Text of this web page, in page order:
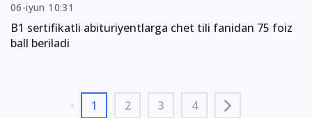
06-iyun 10:31
B1 sertifikatli abituriyentlarga chet tili fanidan 75 foiz
ball beriladi
1 2 3 4